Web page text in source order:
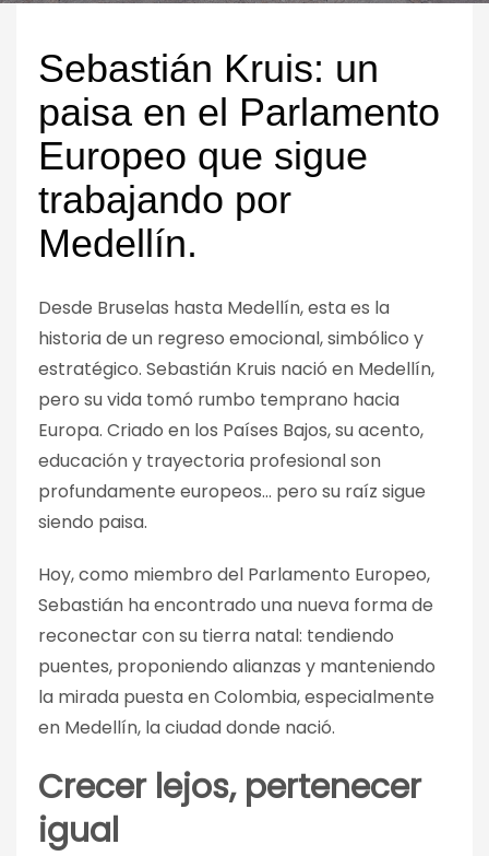
Sebastián Kruis: un
paisa en el Parlamento
Europeo que sigue
trabajando por
Medellín.
Desde Bruselas hasta Medellín, esta es la
historia de un regreso emocional, simbólico y
estratégico. Sebastián Kruis nació en Medellín,
pero su vida tomó rumbo temprano hacia
Europa. Criado en los Países Bajos, su acento,
educación y trayectoria profesional son
profundamente europeos… pero su raíz sigue
siendo paisa.
Hoy, como miembro del Parlamento Europeo,
Sebastián ha encontrado una nueva forma de
reconectar con su tierra natal: tendiendo
puentes, proponiendo alianzas y manteniendo
la mirada puesta en Colombia, especialmente
en Medellín, la ciudad donde nació.
Crecer lejos, pertenecer
igual